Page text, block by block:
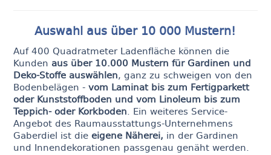
Auswahl aus über 10 000 Mustern!
Auf 400 Quadratmeter Ladenfläche können die
Kunden aus über 10.000 Mustern für Gardinen und
Deko-Stoffe auswählen, ganz zu schweigen von den
Bodenbelägen -vom Laminat bis zum Fertigparkett
oder Kunststoffboden und vom Linoleum bis zum
Teppich- oder Korkboden. Ein weiteres Service-
Angebot des Raumausstattungs-Unternehmens
Gaberdiel ist dieeigene Näherei, in der Gardinen
und Innendekorationen passgenau genäht werden.